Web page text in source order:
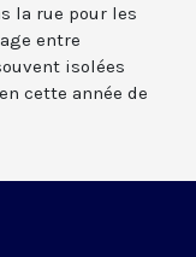
la rue pour les
entre
isolées
cette année de